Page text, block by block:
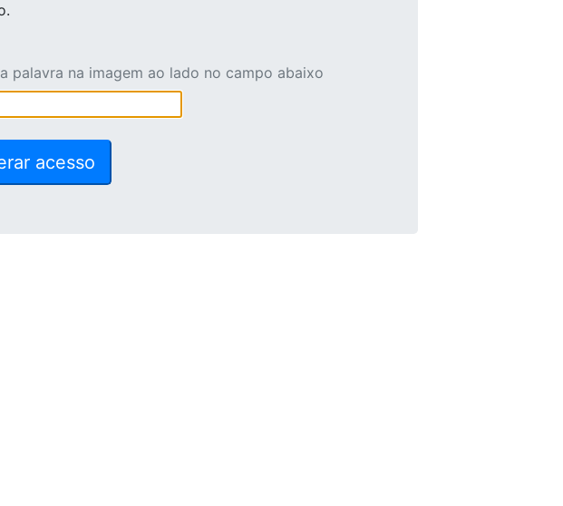
palavra na imagem ao lado no campo abaixo